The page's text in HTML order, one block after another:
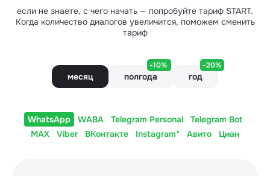
если не знаете, с чего начать — попробуйте тариф START.
Когда количество диалогов увеличится, поможем сменить
тариф
месяц полгода
-10%
год
-20%
WhatsApp WABA Telegram Personal
Telegram Bot
MAX
Viber ВКонтакте Instagram* Авито Циан